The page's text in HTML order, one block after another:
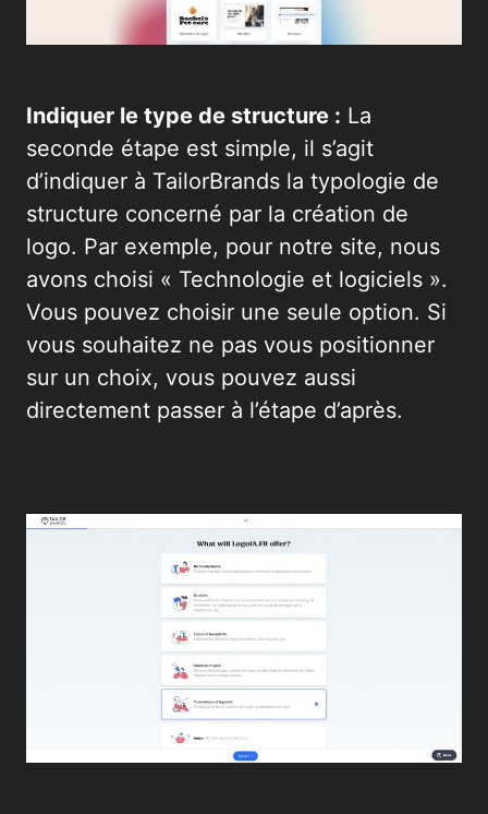
Indiquer le type de structure : La
seconde étape est simple, il s’agit
d’indiquer à TailorBrands la typologie de
structure concerné par la création de
logo. Par exemple, pour notre site, nous
avons choisi « Technologie et logiciels ».
Vous pouvez choisir une seule option. Si
vous souhaitez ne pas vous positionner
sur un choix, vous pouvez aussi
directement passer à l’étape d’après.